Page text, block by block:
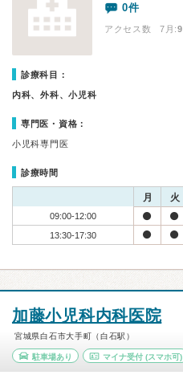
0件
アクセス数 7月:9
診療科目：
内科、外科、小児科
専門医・資格：
小児科専門医
診療時間
月 火
09:00-12:00
13:30-17:30
加藤小児科内科医院
宮城県白石市大手町（白石駅）
駐車場あり マイナ受付(スマホ可)